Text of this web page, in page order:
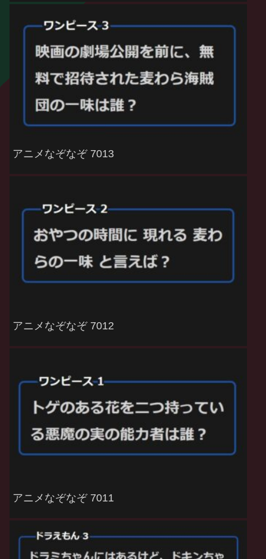
アニメなぞなぞ 7013
アニメなぞなぞ 7012
アニメなぞなぞ 7011